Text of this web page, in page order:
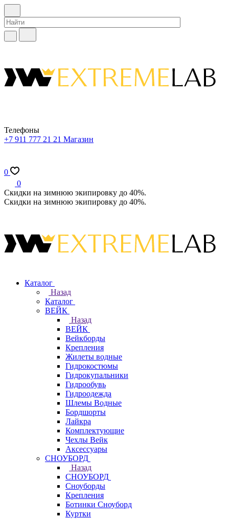
Телефоны
+7 911 777 21 21 Магазин
0
0
Скидки на зимнюю экипировку до 40%.
Скидки на зимнюю экипировку до 40%.
Каталог
Назад
Каталог
ВЕЙК
Назад
ВЕЙК
Вейкборды
Крепления
Жилеты водные
Гидрокостюмы
Гидрокупальники
Гидрообувь
Гидроодежда
Шлемы Водные
Бордшорты
Лайкра
Комплектующие
Чехлы Вейк
Аксессуары
СНОУБОРД
Назад
СНОУБОРД
Сноуборды
Крепления
Ботинки Сноуборд
Куртки